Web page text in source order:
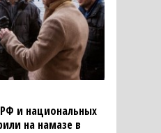
и национальных
на намазе в